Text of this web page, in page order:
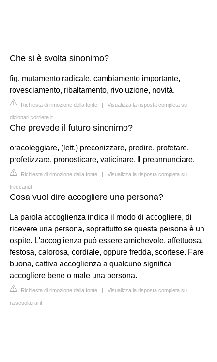
Che si è svolta sinonimo?
fig. mutamento radicale, cambiamento importante,
rovesciamento, ribaltamento, rivoluzione, novità.
Richiesta di rimozione della fonte | Visualizza la risposta completa su
dizionari.corriere.it
Che prevede il futuro sinonimo?
oracoleggiare, (lett.) preconizzare, predire, profetare,
profetizzare, pronosticare, vaticinare. ‖ preannunciare.
Richiesta di rimozione della fonte | Visualizza la risposta completa su
treccani.it
Cosa vuol dire accogliere una persona?
La parola accoglienza indica il modo di accogliere, di
ricevere una persona, soprattutto se questa persona è un
ospite. L'accoglienza può essere amichevole, affettuosa,
festosa, calorosa, cordiale, oppure fredda, scortese. Fare
buona, cattiva accoglienza a qualcuno significa
accogliere bene o male una persona.
Richiesta di rimozione della fonte | Visualizza la risposta completa su
raiscuola.rai.it